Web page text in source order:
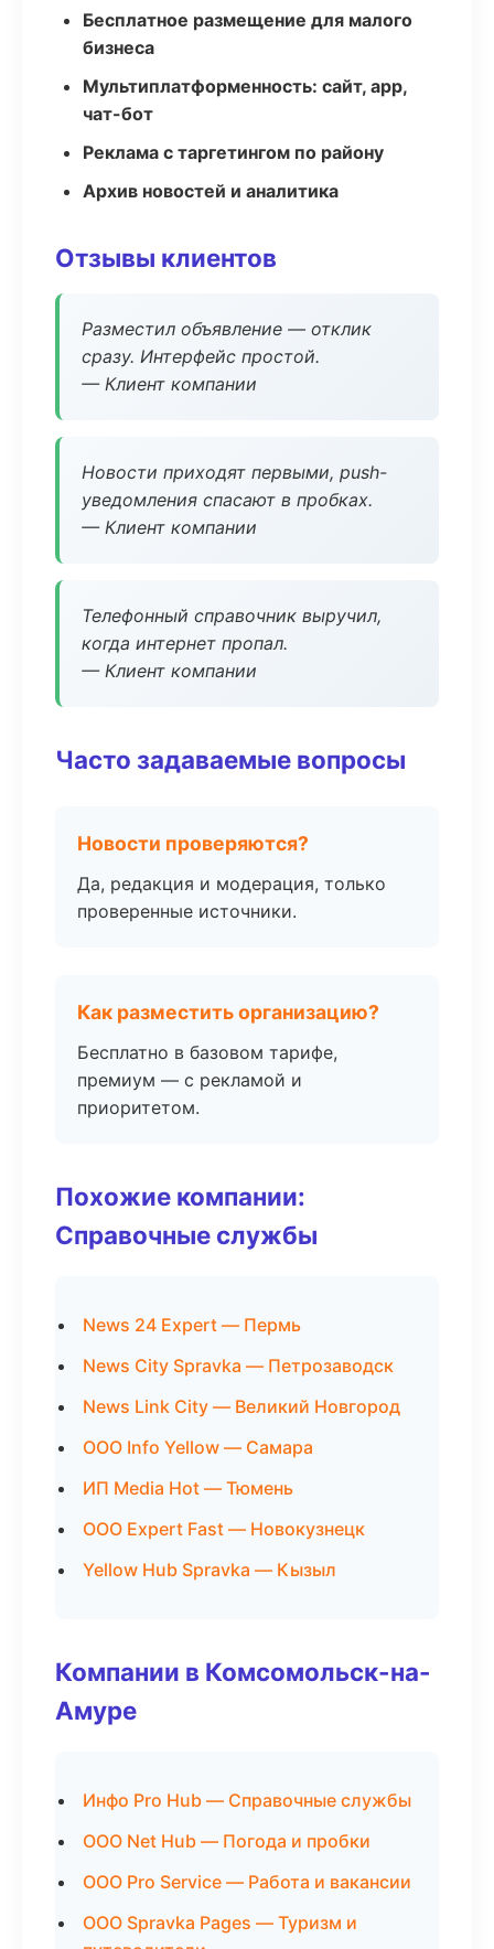
Бесплатное размещение для малого
бизнеса
Мультиплатформенность: сайт, app,
чат-бот
Реклама с таргетингом по району
Архив новостей и аналитика
Отзывы клиентов
Разместил объявление — отклик
сразу. Интерфейс простой.
— Клиент компании
Новости приходят первыми, push-
уведомления спасают в пробках.
— Клиент компании
Телефонный справочник выручил,
когда интернет пропал.
— Клиент компании
Часто задаваемые вопросы
Новости проверяются?
Да, редакция и модерация, только
проверенные источники.
Как разместить организацию?
Бесплатно в базовом тарифе,
премиум — с рекламой и
приоритетом.
Похожие компании:
Справочные службы
News 24 Expert — Пермь
News City Spravka — Петрозаводск
News Link City — Великий Новгород
ООО Info Yellow — Самара
ИП Media Hot — Тюмень
ООО Expert Fast — Новокузнецк
Yellow Hub Spravka — Кызыл
Компании в Комсомольск-на-
Амуре
Инфо Pro Hub — Справочные службы
ООО Net Hub — Погода и пробки
ООО Pro Service — Работа и вакансии
ООО Spravka Pages — Туризм и